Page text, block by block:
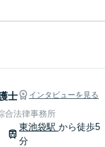
士 インタビューを見る
合法律事務所
東池袋駅から徒歩5
分